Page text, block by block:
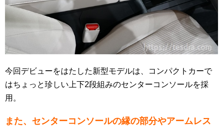
今回デビューをはたした新型モデルは、コンパクトカーで
はちょっと珍しい上下2段組みのセンターコンソールを採
用。
また、センターコンソールの縁の部分やアームレス